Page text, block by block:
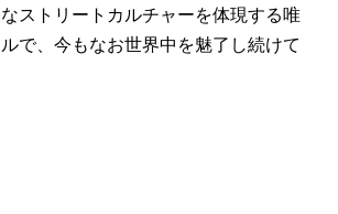
ストリートカルチャーを体現する唯
で、今もなお世界中を魅了し続けて